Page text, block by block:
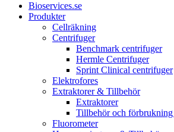
Bioservices.se
Produkter
Cellräkning
Centrifuger
Benchmark centrifuger
Hermle Centrifuger
Sprint Clinical centrifuger
Elektrofores
Extraktorer & Tillbehör
Extraktorer
Tillbehör och
Fluorometer